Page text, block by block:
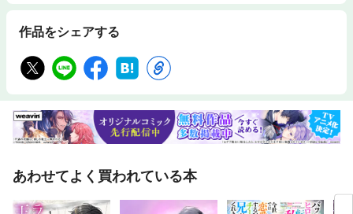
しょう。
作品をシェアする
あわせてよく買われている本